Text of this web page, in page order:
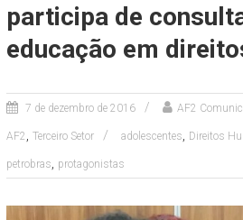
participa de
educação em
7 de dezembro de 2016 AF2
AF2 , Terceiro Setor adolescentes, Direitos
petrobras, protagonistas